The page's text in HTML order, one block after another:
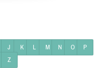
J K L M N O
P
Z